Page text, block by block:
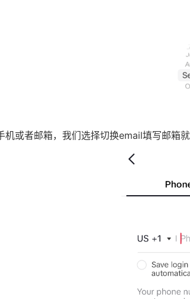
机或者邮箱，我们选择切换email填写邮箱